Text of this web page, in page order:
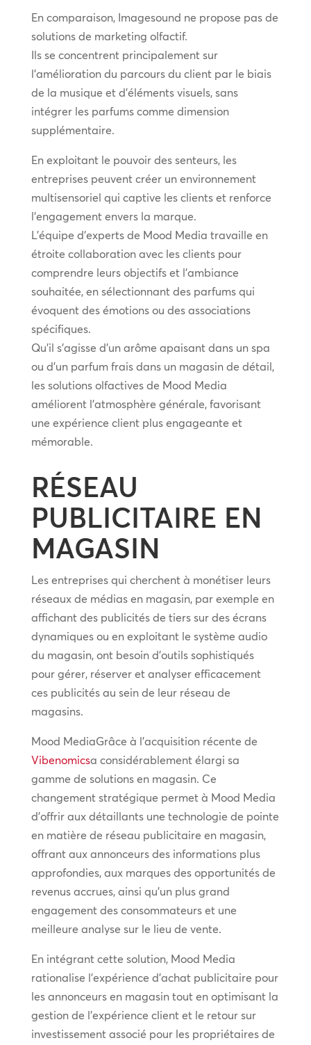
En comparaison, Imagesound ne propose pas de
solutions de marketing olfactif.
Ils se concentrent principalement sur
l’amélioration du parcours du client par le biais
de la musique et d’éléments visuels, sans
intégrer les parfums comme dimension
supplémentaire.
En exploitant le pouvoir des senteurs, les
entreprises peuvent créer un environnement
multisensoriel qui captive les clients et renforce
l’engagement envers la marque.
L’équipe d’experts de Mood Media travaille en
étroite collaboration avec les clients pour
comprendre leurs objectifs et l’ambiance
souhaitée, en sélectionnant des parfums qui
évoquent des émotions ou des associations
spécifiques.
Qu’il s’agisse d’un arôme apaisant dans un spa
ou d’un parfum frais dans un magasin de détail,
les solutions olfactives de Mood Media
améliorent l’atmosphère générale, favorisant
une expérience client plus engageante et
mémorable.
RÉSEAU
PUBLICITAIRE EN
MAGASIN
Les entreprises qui cherchent à monétiser leurs
réseaux de médias en magasin, par exemple en
affichant des publicités de tiers sur des écrans
dynamiques ou en exploitant le système audio
du magasin, ont besoin d’outils sophistiqués
pour gérer, réserver et analyser efficacement
ces publicités au sein de leur réseau de
magasins.
Mood MediaGrâce à l’acquisition récente de
Vibenomicsa considérablement élargi sa
gamme de solutions en magasin. Ce
changement stratégique permet à Mood Media
d’offrir aux détaillants une technologie de pointe
en matière de réseau publicitaire en magasin,
offrant aux annonceurs des informations plus
approfondies, aux marques des opportunités de
revenus accrues, ainsi qu’un plus grand
engagement des consommateurs et une
meilleure analyse sur le lieu de vente.
En intégrant cette solution, Mood Media
rationalise l’expérience d’achat publicitaire pour
les annonceurs en magasin tout en optimisant la
gestion de l’expérience client et le retour sur
investissement associé pour les propriétaires de